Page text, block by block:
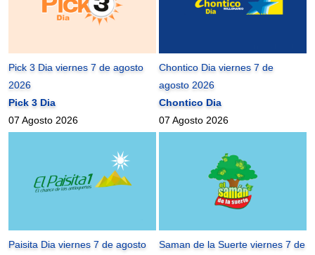
Pick 3 Dia viernes 7 de agosto
2026
Pick 3 Dia
07 Agosto 2026
Chontico Dia viernes 7 de
agosto 2026
Chontico Dia
07 Agosto 2026
Paisita Dia viernes 7 de agosto
Saman de la Suerte viernes 7 de